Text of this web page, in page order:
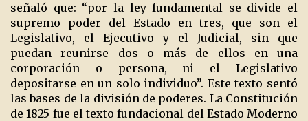
señaló que: “por la ley fundamental se divide el
supremo poder del Estado en tres, que son el
Legislativo, el Ejecutivo y el Judicial, sin que
puedan reunirse dos o más de ellos en una
corporación o persona, ni el Legislativo
depositarse en un solo individuo”. Este texto sentó
las bases de la división de poderes. La Constitución
de 1825 fue el texto fundacional del Estado Moderno